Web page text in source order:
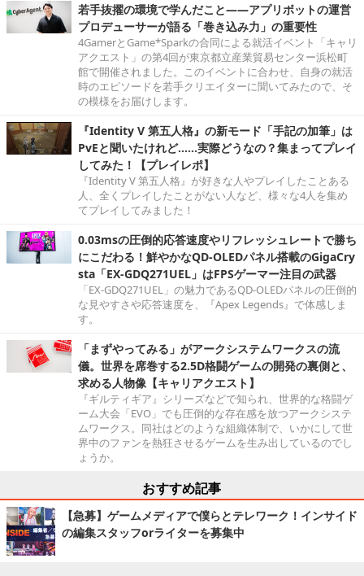
若手抜擢の環境で学んだこと――アプリボットの運営
プロデューサーが語る「巻き込み力」の重要性
4GamerとGame*Sparkの合同による就活イベント「キャリ
アクエスト」の第4回が東京都立産業貿易センター浜松町
館で開催されました。このイベントに合わせ、自身の就活
時のエピソードを若手クリエイターに聞いてみたので、そ
の模様をお届けします。
『Identity V 第五人格』の新モード「手記の加筆」は
PvEと聞いたけれど……実際どうなの？集まってプレイ
してみた！【プレイレポ】
『Identity V 第五人格』が好きな人やプレイしたことある
人、全くプレイしたことがない人など、様々な4人を集め
てプレイしてみました！
0.03msの圧倒的応答速度やリフレッシュレートで勝ち
にこだわる！鮮やかなQD-OLEDパネル搭載のGigaCry
sta「EX-GDQ271UEL」はFPSゲーマー注目の武器
「EX-GDQ271UEL」の魅力であるQD-OLEDパネルの圧倒的
な見やすさや応答速度を、『Apex Legends』で体感しま
す。
「まずやってみる」がアークシステムワークスの流
儀。世界を席巻する2.5D格闘ゲームの開発の裏側と、
求める人物像【キャリアクエスト】
『ギルティギア』シリーズなどで知られ、世界的な格闘ゲ
ーム大会「EVO」でも圧倒的な存在感を放つアークシステ
ムワークス。同社はどのような組織体制で、いかにして世
界中のファンを熱狂させるゲームを生み出しているのでし
ょうか。
おすすめ記事
【急募】ゲームメディアで僕らとテレワーク！インサイド
の編集スタッフorライターを募集中